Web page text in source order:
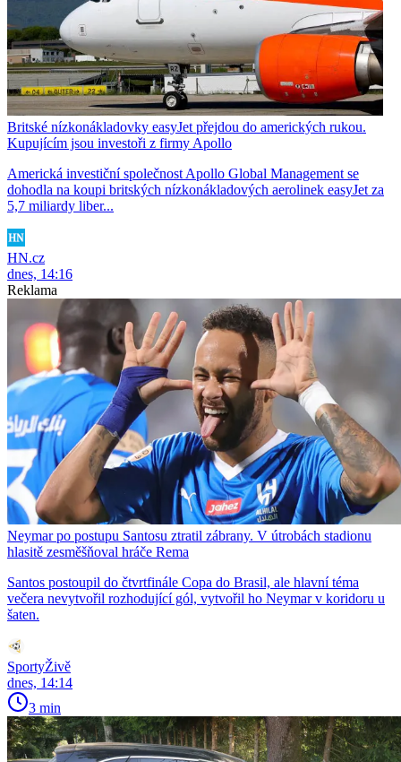
Britské nízkonákladovky easyJet přejdou do amerických rukou.
Kupujícím jsou investoři z firmy Apollo
Americká investiční společnost Apollo Global Management se
dohodla na koupi britských nízkonákladových aerolinek easyJet za
5,7 miliardy liber...
HN.cz
dnes, 14:16
Reklama
Neymar po postupu Santosu ztratil zábrany. V útrobách stadionu
hlasitě zesměšňoval hráče Rema
Santos postoupil do čtvrtfinále Copa do Brasil, ale hlavní téma
večera nevytvořil rozhodující gól, vytvořil ho Neymar v koridoru u
šaten.
SportyŽivě
dnes, 14:14
3 min